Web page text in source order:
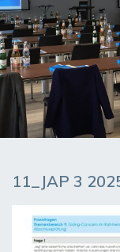
11_JAP 3